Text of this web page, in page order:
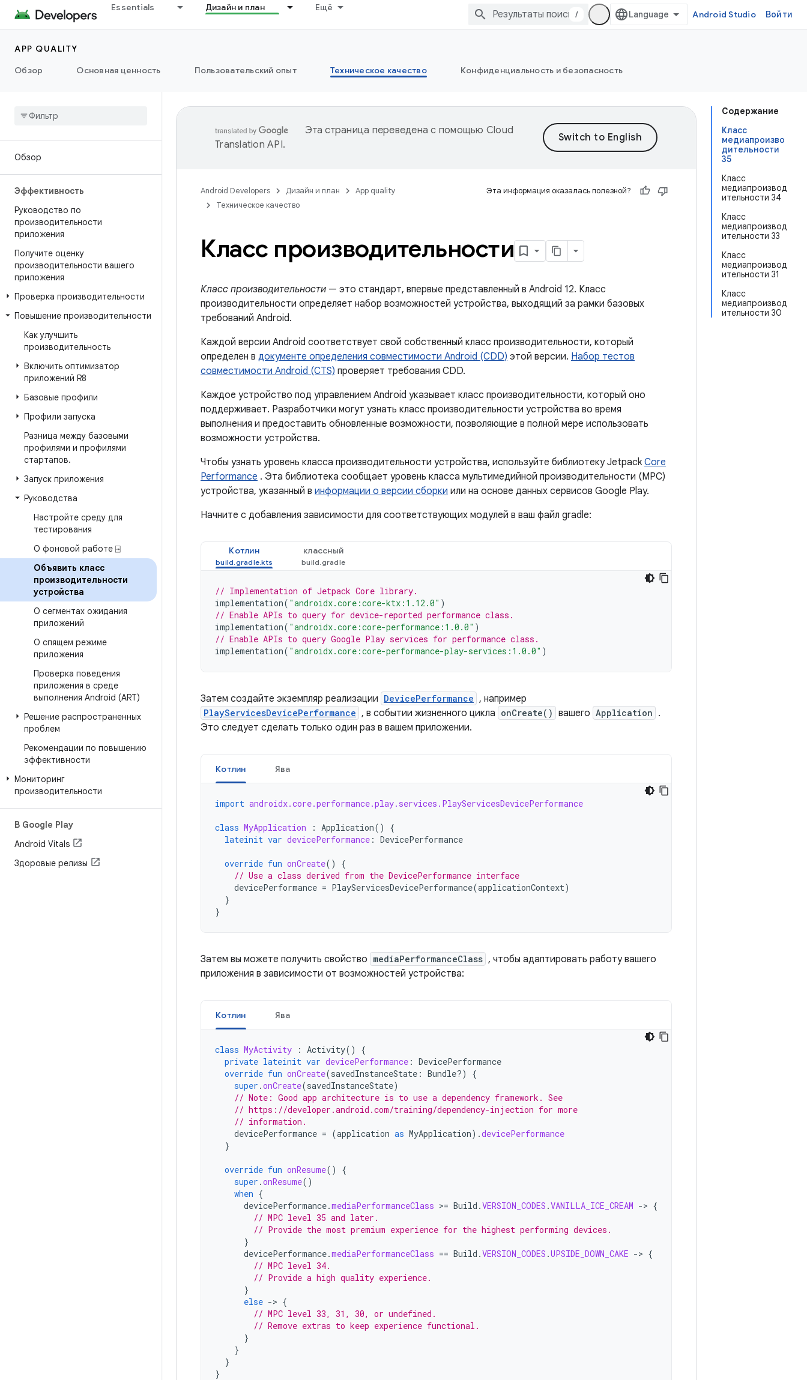
Essentials Дизайн и план Ещё
/ Android Studio Войти
APP QUALITY
Обзор
Основная ценность Пользовательский опыт Техническое качество Конфиденциальность и безопасность
Обзор
Эффективность
Руководство по
производительности
приложения
Получите оценку
производительности вашего
приложения
Проверка производительности
Повышение производительности
Как улучшить
производительность
Включить оптимизатор
приложений R8
Базовые профили
Профили запуска
Разница между базовыми
профилями и профилями
стартапов.
Запуск приложения
Руководства
Настройте среду для
тестирования
О фоновой работе ⍈
Объявить класс
производительности
устройства
О сегментах ожидания
приложений
О спящем режиме
приложения
Проверка поведения
приложения в среде
выполнения Android (ART)
Решение распространенных
проблем
Рекомендации по повышению
эффективности
Мониторинг
производительности
В Google Play
Android Vitals
Здоровые релизы
Содержание
Класс
медиапроизво
дительности
35
Класс
медиапроизвод
ительности 34
Класс
медиапроизвод
ительности 33
Класс
медиапроизвод
ительности 31
Класс
медиапроизвод
ительности 30
Эта страница переведена с помощью Cloud
Translation API.
Android Developers Дизайн и план
App quality
Техническое качество
Эта информация оказалась полезной?
Класс производительности
Класс производительности — это стандарт, впервые представленный в Android 12. Класс
производительности определяет набор возможностей устройства, выходящий за рамки базовых
требований Android.
Каждой версии Android соответствует свой собственный класс производительности, который
определен в документе определения совместимости Android (CDD) этой версии. Набор тестов
совместимости Android (CTS) проверяет требования CDD.
Каждое устройство под управлением Android указывает класс производительности, который оно
поддерживает. Разработчики могут узнать класс производительности устройства во время
выполнения и предоставить обновленные возможности, позволяющие в полной мере использовать
возможности устройства.
Чтобы узнать уровень класса производительности устройства, используйте библиотеку Jetpack Core
Performance . Эта библиотека сообщает уровень класса мультимедийной производительности (MPC)
устройства, указанный в информации о версии сборки или на основе данных сервисов Google Play.
Начните с добавления зависимости для соответствующих модулей в ваш файл gradle:
Котлин классный
// Implementation of Jetpack Core library.
implementation( "androidx.core:core-ktx:1.12.0" )
// Enable APIs to query for device-reported performance class.
implementation( "androidx.core:core-performance:1.0.0" )
// Enable APIs to query Google Play services for performance class.
implementation( "androidx.core:core-performance-play-services:1.0.0" )
Затем создайте экземпляр реализации DevicePerformance , например
PlayServicesDevicePerformance , в событии жизненного цикла onCreate() вашего Application .
Это следует сделать только один раз в вашем приложении.
Котлин Ява
import androidx.core.performance.play.services.PlayServicesDevicePerformance
class MyApplication : Application()
{
lateinit var devicePerformance : DevicePerformance
override fun onCreate()
{
// Use a class derived from the DevicePerformance interface
devicePerformance = PlayServicesDevicePerformance(applicationContext)
}
}
Затем вы можете получить свойство mediaPerformanceClass , чтобы адаптировать работу вашего
приложения в зависимости от возможностей устройства:
Котлин Ява
class MyActivity : Activity()
{
private lateinit var devicePerformance : DevicePerformance
override fun onCreate(savedInstanceState : Bundle?)
{
super .onCreate(savedInstanceState)
// Note: Good app architecture is to use a dependency framework. See
// https://developer.android.com/training/dependency-injection for more
// information.
devicePerformance = (application as MyApplication).devicePerformance
}
override fun onResume()
{
super .onResume()
when {
devicePerformance.mediaPerformanceClass >= Build .VERSION_CODES .VANILLA_ICE_CREAM -> {
// MPC level 35 and later.
// Provide the most premium experience for the highest performing devices.
}
devicePerformance.mediaPerformanceClass == Build .VERSION_CODES .UPSIDE_DOWN_CAKE -> {
// MPC level 34.
// Provide a high quality experience.
}
else -> {
// MPC level 33, 31, 30, or undefined.
// Remove extras to keep experience functional.
}
}
}
}